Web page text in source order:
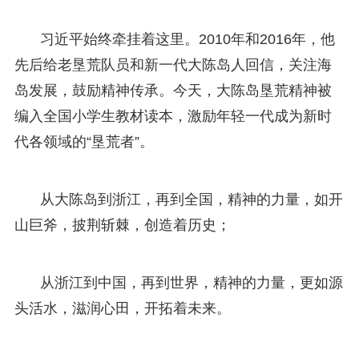
习近平始终牵挂着这里。2010年和2016年，他
先后给老垦荒队员和新一代大陈岛人回信，关注海
岛发展，鼓励精神传承。今天，大陈岛垦荒精神被
编入全国小学生教材读本，激励年轻一代成为新时
代各领域的“垦荒者”。
从大陈岛到浙江，再到全国，精神的力量，如开
山巨斧，披荆斩棘，创造着历史；
从浙江到中国，再到世界，精神的力量，更如源
头活水，滋润心田，开拓着未来。